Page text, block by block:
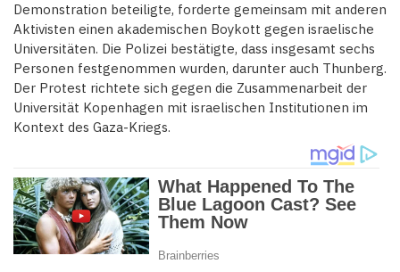
Demonstration beteiligte, forderte gemeinsam mit anderen
Aktivisten einen akademischen Boykott gegen israelische
Universitäten. Die Polizei bestätigte, dass insgesamt sechs
Personen festgenommen wurden, darunter auch Thunberg.
Der Protest richtete sich gegen die Zusammenarbeit der
Universität Kopenhagen mit israelischen Institutionen im
Kontext des Gaza-Kriegs.